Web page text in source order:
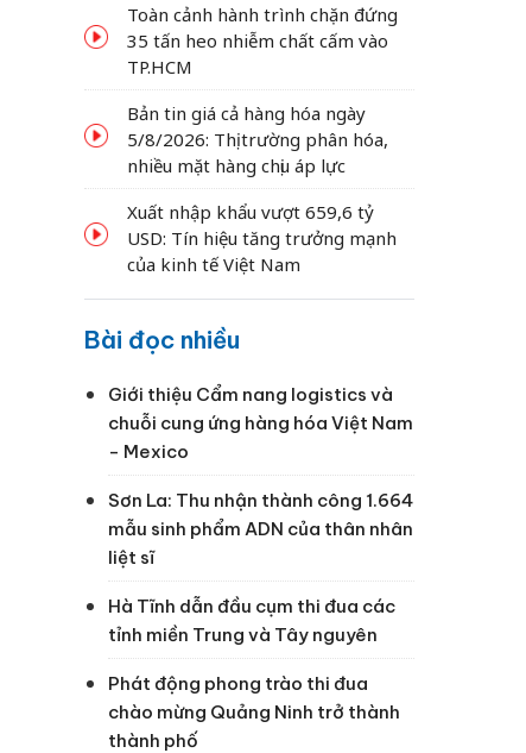
Toàn cảnh hành trình chặn đứng
35 tấn heo nhiễm chất cấm vào
TP.HCM
Bản tin giá cả hàng hóa ngày
5/8/2026: Thị trường phân hóa,
nhiều mặt hàng chịu áp lực
Xuất nhập khẩu vượt 659,6 tỷ
USD: Tín hiệu tăng trưởng mạnh
của kinh tế Việt Nam
Bài đọc nhiều
Giới thiệu Cẩm nang logistics và
chuỗi cung ứng hàng hóa Việt Nam
- Mexico
Sơn La: Thu nhận thành công 1.664
mẫu sinh phẩm ADN của thân nhân
liệt sĩ
Hà Tĩnh dẫn đầu cụm thi đua các
tỉnh miền Trung và Tây nguyên
Phát động phong trào thi đua
chào mừng Quảng Ninh trở thành
thành phố